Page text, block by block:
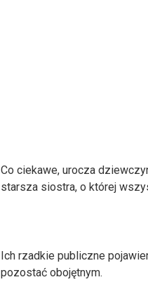
Co ciekawe, urocza
starsza siostra, o której
Ich rzadkie publiczne
pozostać obojętnym.